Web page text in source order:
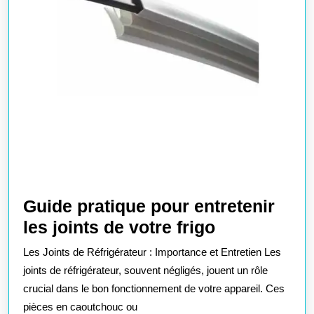
Guide pratique pour entretenir
les joints de votre frigoGuide
pratique
pour
entretenir
Les Joints de Réfrigérateur : Importance et Entretien Les
joints de réfrigérateur, souvent négligés, jouent un rôle
crucial dans le bon fonctionnement de votre appareil. Ces
pièces en caoutchouc ou